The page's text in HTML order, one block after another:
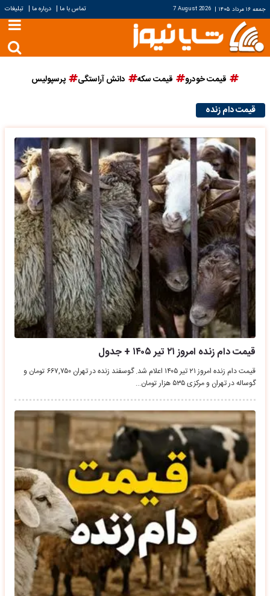
جمعه ۱۶ مرداد ۱۴۰۵ |
7 August 2026 تماس با ما | درباره ما | تبلیغات
قیمت خودرو قیمت سکه دانش آراستگی پرسپولیس
قیمت دام‌ زنده
قیمت دام زنده امروز ۲۱ تیر ۱۴۰۵ + جدول
قیمت دام زنده امروز ۲۱ تیر ۱۴۰۵ اعلام شد. گوسفند زنده در تهران ۶۶۷,۷۵۰ تومان و
گوساله در تهران و مرکزی ۵۳۵ هزار تومان…